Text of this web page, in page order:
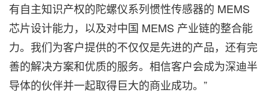
有自主知识产权的陀螺仪系列惯性传感器的 MEMS
芯片设计能力，以及对中国 MEMS 产业链的整合能
力。我们为客户提供的不仅仅是先进的产品，还有完
善的解决方案和优质的服务。相信客户会成为深迪半
导体的伙伴并一起取得巨大的商业成功。”